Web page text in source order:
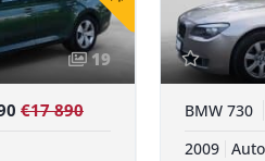
19
€17 890 BMW 730
2009